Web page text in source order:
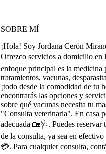
SOBRE MÍ
¡Hola! Soy Jordana Cerón
Ofrezco servicios a domicilio
enfoque principal es la medicina
tratamientos, vacunas,
¡todo desde la comodidad de tu
encontrarás las opciones y
sobre qué vacunas necesita tu
"Consulta veterinaria". En casa
adecuada 🏡🩺. Puedes
de la consulta, ya sea en
💳. Para cualquier consulta,